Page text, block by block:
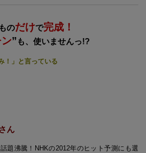
のだけで完成！
” も、使いませんっ!?
！」と言っている
ん
題沸騰！NHKの2012年のヒット予測にも選